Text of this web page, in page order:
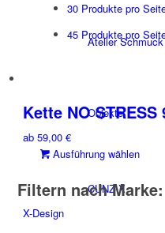
Atelier
Objekte
CUNZ-X
30 Produkte pro
45 Produkte pro
Kette NO
ab59,00€
Ausführung wählen
Filtern nach Marke:
X-Design